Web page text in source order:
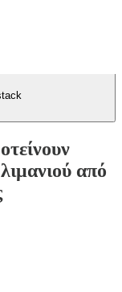
από